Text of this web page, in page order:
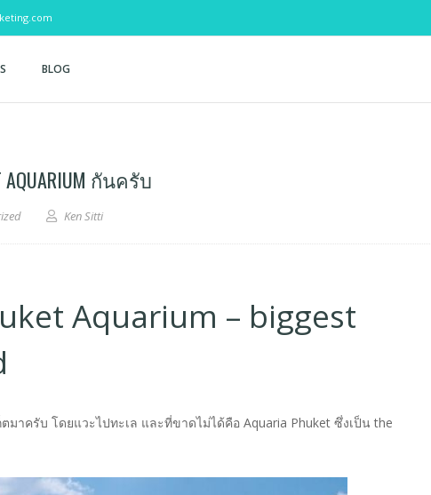
BLOG
กันครับ
Ken Sitti
Aquarium – biggest
าครับ โดยแวะไปทะเล และที่ขาดไม่ได้คือ Aquaria Phuket ซึ่งเป็น the